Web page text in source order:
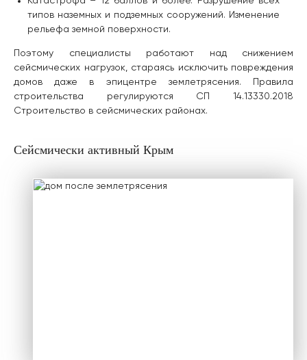
типов наземных и подземных сооружений. Изменение
рельефа земной поверхности.
Поэтому специалисты работают над снижением
сейсмических нагрузок, стараясь исключить повреждения
домов даже в эпицентре землетрясения. Правила
строительства регулируются СП 14.13330.2018
Строительство в сейсмических районах.
Сейсмически активный Крым